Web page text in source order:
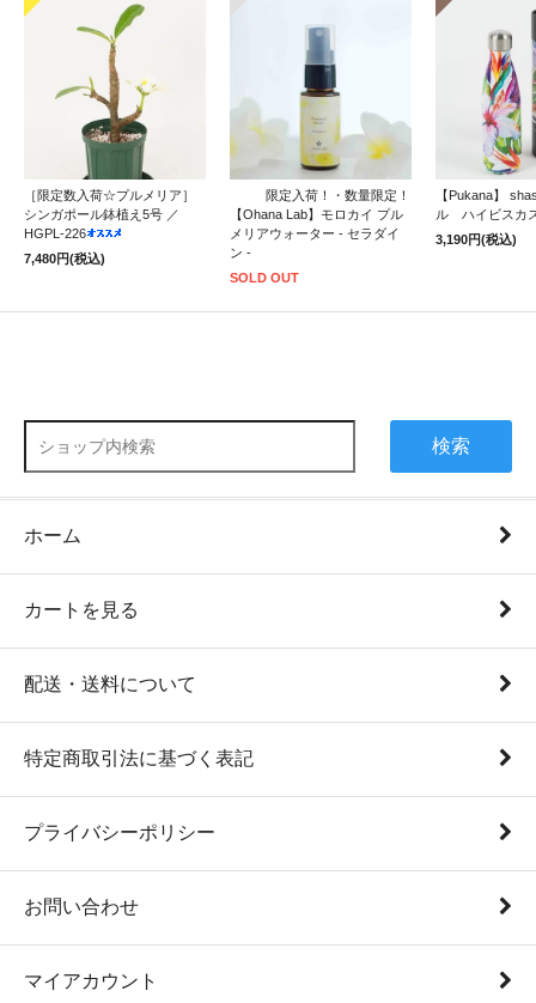
［限定数入荷☆プルメリア］
シンガポール鉢植え5号 ／
HGPL-226
7,480円(税込)
限定入荷！・数量限定！
【Ohana Lab】モロカイ プル
メリアウォーター - セラダイ
ン -
SOLD OUT
【Pukana】
ル ハイビスカ
3,190円(税込)
検索
ホーム
カートを見る
配送・送料について
特定商取引法に基づく表記
プライバシーポリシー
お問い合わせ
マイアカウント